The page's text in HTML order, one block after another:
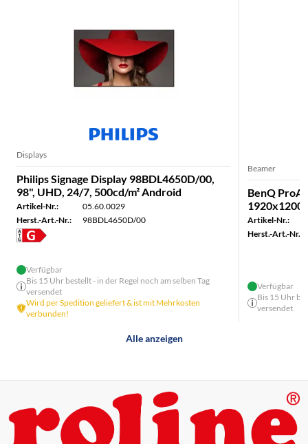
Displays
Philips Signage Display 98BDL4650D/00,
98", UHD, 24/7, 500cd/m² Android
Artikel-Nr.:
05.60.0029
Herst.-Art.-Nr.:
98BDL4650D/00
Verfügbar
Bis 15 Uhr bestellt - in der Regel noch am selben Tag
versendet
Wird per Spedition geliefert & ist mit Mehrkosten
verbunden!
Beamer
BenQ
1920x1200
Artikel-Nr.:
Herst.-Art.-Nr.:
Verfügbar
Bis 15 Uhr
versendet
Alle anzeigen